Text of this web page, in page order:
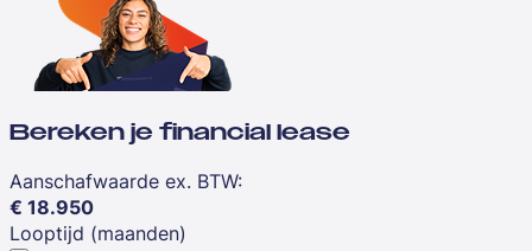
Bereken je financial lease
Aanschafwaarde ex. BTW:
€ 18.950
Looptijd (maanden)